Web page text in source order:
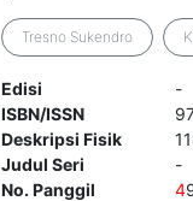
Tresno Sukendro
Edisi
-
ISBN/ISSN
Deskripsi Fisik
Judul Seri
-
No. Panggil
4